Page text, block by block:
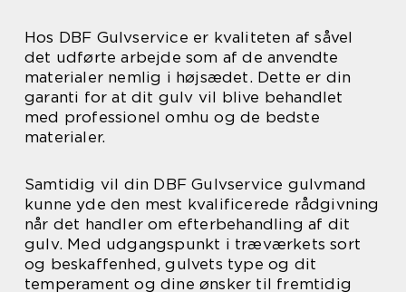
Hos DBF Gulvservice er kvaliteten af såvel
det udførte arbejde som af de anvendte
materialer nemlig i højsædet. Dette er din
garanti for at dit gulv vil blive behandlet
med professionel omhu og de bedste
materialer.
Samtidig vil din DBF Gulvservice gulvmand
kunne yde den mest kvalificerede rådgivning
når det handler om efterbehandling af dit
gulv. Med udgangspunkt i træværkets sort
og beskaffenhed, gulvets type og dit
temperament og dine ønsker til fremtidig